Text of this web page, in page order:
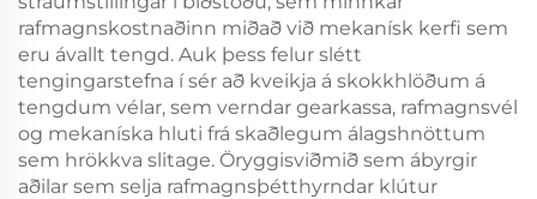
rafmagnskostnaðinn miðað við mekanísk kerfi sem
eru ávallt tengd. Auk þess felur slétt
tengingarstefna í sér að kveikja á skokkhlöðum á
tengdum vélar, sem verndar gearkassa, rafmagnsvél
og mekaníska hluti frá skaðlegum álagshnöttum
sem hrökkva slitage. Öryggisviðmið sem ábyrgir
aðilar sem selja rafmagnsþétthyrndar klútur